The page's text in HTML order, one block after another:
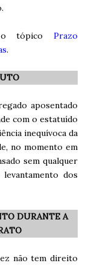
o tópico Prazo
.
aposentado
com o estatuído
inequívoca da
no momento em
sem qualquer
dos
DURANTE A
não tem direito